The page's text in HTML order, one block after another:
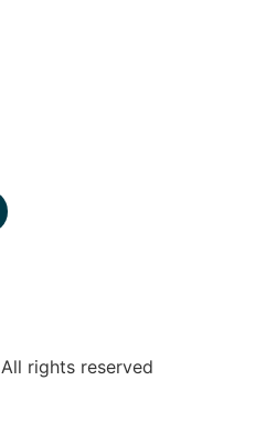
All rights reserved